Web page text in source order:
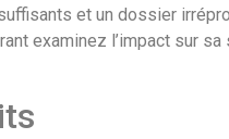
et un dossier
examinez l’impact